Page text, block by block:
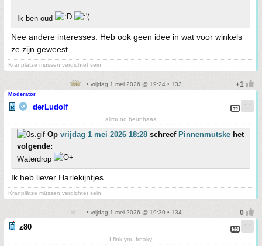
Ik ben oud
Nee andere interesses. Heb ook geen idee in wat voor winkels
ze zijn geweest.
Kranplätze müssen verdichtet sein
• vrijdag 1 mei 2026 @ 19:24 • 133
Moderator
derLudolf
allround beunhaas
Op vrijdag 1 mei 2026 18:28 schreef Pinnenmutske het
volgende:
Waterdrop
Ik heb liever Harlekijntjes.
Kranplätze müssen verdichtet sein
• vrijdag 1 mei 2026 @ 19:30 • 134
z80
I fink you freaky